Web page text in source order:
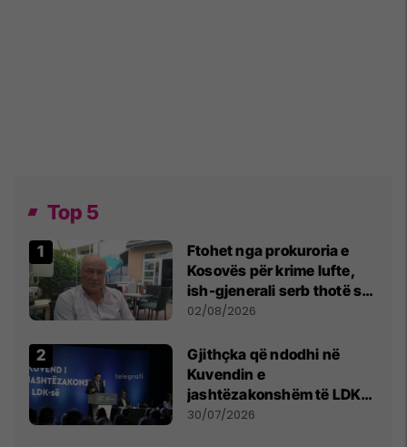
Top 5
Ftohet nga prokuroria e
Kosovës për krime lufte,
ish-gjenerali serb thotë se
dikush e tradhtoi në
02/08/2026
Gjithçka që ndodhi në
Kuvendin e
jashtëzakonshëm të LDK-
së
30/07/2026